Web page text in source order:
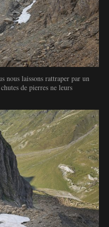
nous laissons rattraper par un
de pierres ne leurs